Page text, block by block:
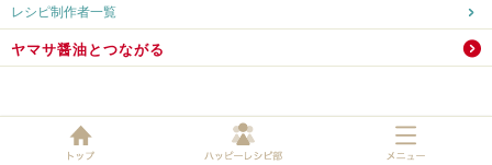
レシピ制作者一覧
ヤマサ醤油とつながる